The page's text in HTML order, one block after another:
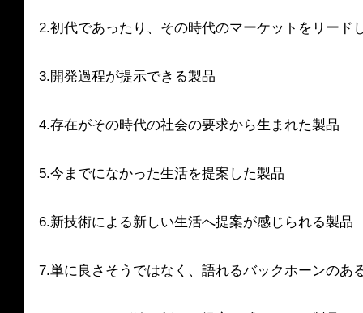
2.初代であったり、その時代のマーケットをリード
3.開発過程が提示できる製品
4.存在がその時代の社会の要求から生まれた製品
5.今までになかった生活を提案した製品
6.新技術による新しい生活へ提案が感じられる製品
7.単に良さそうではなく、語れるバックホーンのあ